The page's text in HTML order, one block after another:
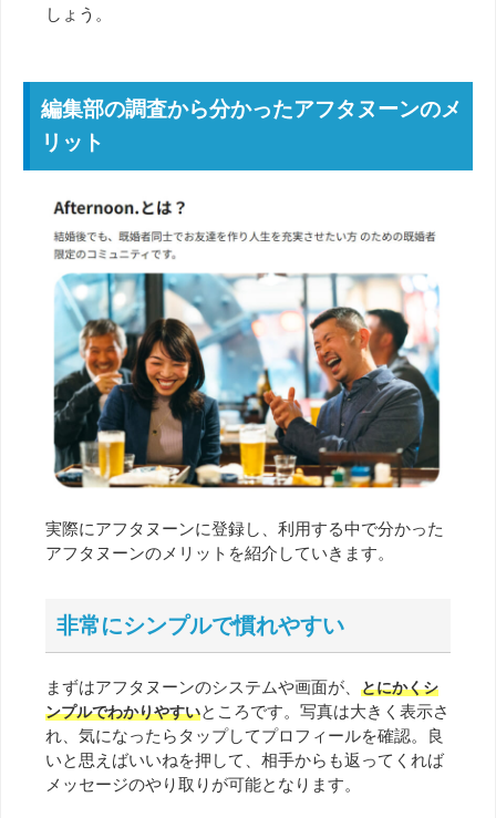
しょう。
編集部の調査から分かったアフタヌーンのメ
リット
実際にアフタヌーンに登録し、利用する中で分かった
アフタヌーンのメリットを紹介していきます。
非常にシンプルで慣れやすい
まずはアフタヌーンのシステムや画面が、 とにかくシ
ンプルでわかりやすいところです。写真は大きく表示さ
れ、気になったらタップしてプロフィールを確認。良
いと思えばいいねを押して、相手からも返ってくれば
メッセージのやり取りが可能となります。